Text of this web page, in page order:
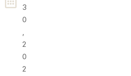
3
0
,
2
0
2